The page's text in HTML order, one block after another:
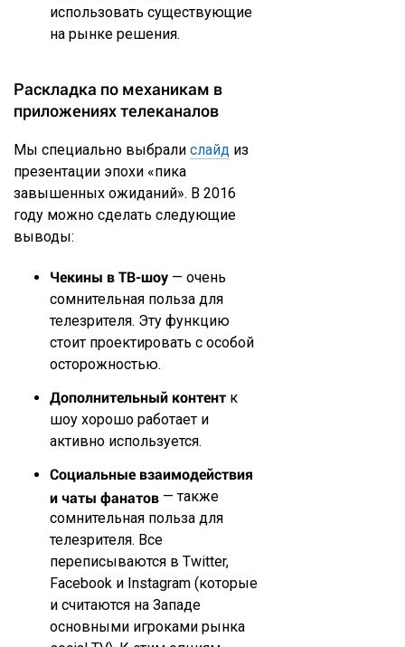
использовать существующие
на рынке решения.
Раскладка по механикам в
приложениях телеканалов
Мы специально выбрали слайд из
презентации эпохи «пика
завышенных ожиданий». В 2016
году можно сделать следующие
выводы:
Чекины в ТВ-шоу — очень
сомнительная польза для
телезрителя. Эту функцию
стоит проектировать с особой
осторожностью.
Дополнительный контент к
шоу хорошо работает и
активно используется.
Социальные взаимодействия
и чаты фанатов — также
сомнительная польза для
телезрителя. Все
переписываются в Twitter,
Facebook и Instagram (которые
и считаются на Западе
основными игроками рынка